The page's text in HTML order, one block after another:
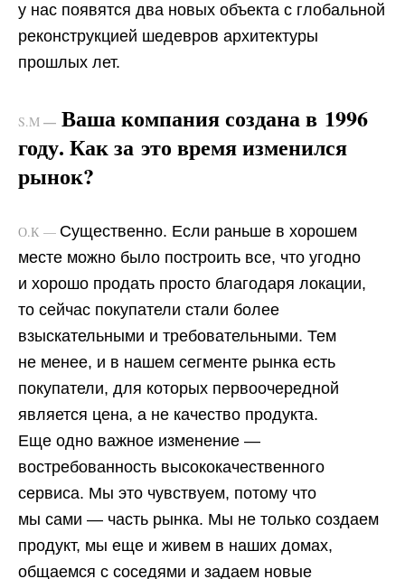
у нас появятся два новых объекта с глобальной
реконструкцией шедевров архитектуры
прошлых лет.
S.M — Ваша компания создана в 1996
году. Как за это время изменился
рынок?
О.К — Существенно. Если раньше в хорошем
месте можно было построить все, что угодно
и хорошо продать просто благодаря локации,
то сейчас покупатели стали более
взыскательными и требовательными. Тем
не менее, и в нашем сегменте рынка есть
покупатели, для которых первоочередной
является цена, а не качество продукта.
Еще одно важное изменение —
востребованность высококачественного
сервиса. Мы это чувствуем, потому что
мы сами — часть рынка. Мы не только создаем
продукт, мы еще и живем в наших домах,
общаемся с соседями и задаем новые